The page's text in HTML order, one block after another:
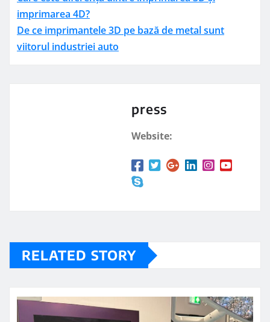
imprimarea 4D?
De ce imprimantele 3D pe bază de metal sunt
viitorul industriei auto
press
Website:
RELATED STORY